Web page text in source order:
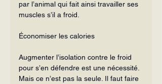
par l’animal qui fait ainsi travailler ses
muscles s’il a froid.
Économiser les calories
Augmenter l’isolation contre le froid
pour s’en défendre est une nécessité.
Mais ce n’est pas la seule. Il faut faire